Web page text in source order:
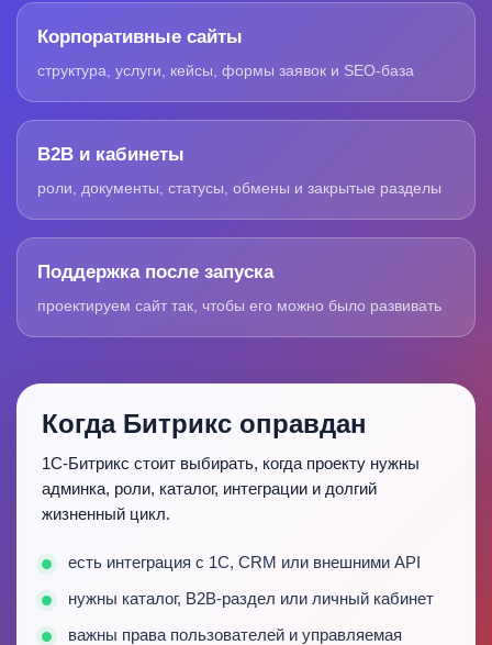
Корпоративные сайты
структура, услуги, кейсы, формы заявок и SEO-база
B2B и кабинеты
роли, документы, статусы, обмены и закрытые разделы
Поддержка после запуска
проектируем сайт так, чтобы его можно было развивать
Когда Битрикс оправдан
1С-Битрикс стоит выбирать, когда проекту нужны
админка, роли, каталог, интеграции и долгий
жизненный цикл.
есть интеграция с 1С, CRM или внешними API
нужны каталог, B2B-раздел или личный кабинет
важны права пользователей и управляемая